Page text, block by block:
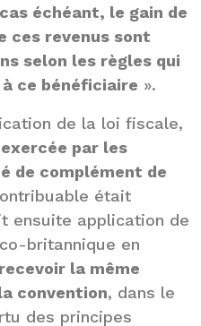
échéant, le gain de
ces revenus sont
selon les règles qui
ce bénéficiaire ».
de la loi fiscale,
par les
de complément de
était
ensuite application de
britannique en
la même
convention, dans le
des principes